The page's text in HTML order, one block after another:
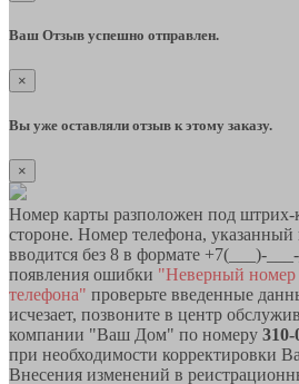
Ваш Отзыв успешно отправлен.
×
Вы уже оставляли отзыв к этому заказу.
×
Номер карты разположен под штрих-
стороне. Номер телефона,
вводится без 8 в формате +7(___)-
появления ошибки "Неверный номер
телефона" проверьте введенные
исчезает, позвоните в центр
компании "Ваш Дом" по номеру 310-
при необходимости корректировки
Внесения изменений в